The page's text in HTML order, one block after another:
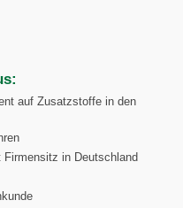
auf Zusatzstoffe in den
Firmensitz in Deutschland